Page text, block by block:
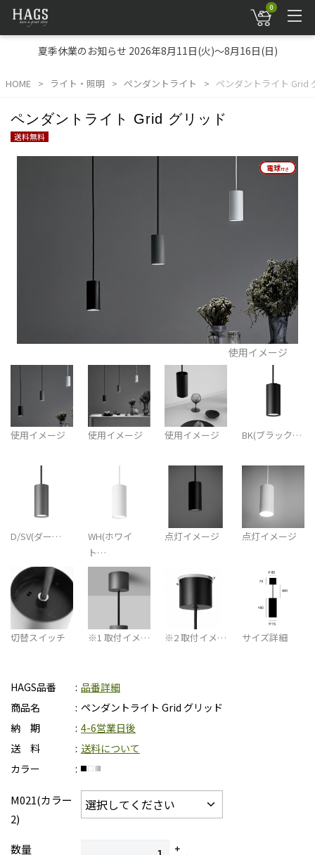
0
夏季休業のお知らせ 2026年8月11日(火)～8月16日(日)
HOME ライト・照明 ペンダントライト ペンダントライト Grid
ペンダントライト Grid グリッド
送料無料
電球付き
電球付き
使用イメージ
使用イメージ 使用イメージ 使用イメージ BK(ブラック…
D/SV(ダー…
WH(ホワイ
ト…
点灯イメージ 点灯イメージ
切替スイッチ ※1 取付イメ… ※2 取付イメ… サイズ詳細
HAGS品番
品番詳細
商品名
ペンダントライト Grid グリッド
納 期
4-6営業日後
送 料
送料について
カラー
M021(カラー
2)
数量